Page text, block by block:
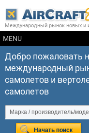
Международный рынок новых и
MENU
Добро пожаловать
международный
самолетов и
самолетов